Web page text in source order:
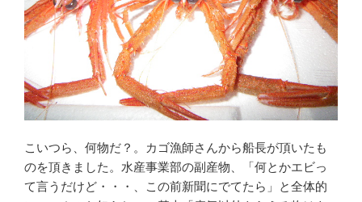
こいつら、何物だ？。カゴ漁師さんから船長が頂いたも
のを頂きました。水産事業部の副産物、「何とかエビっ
て言うだけど・・・、この前新聞にでてたら」と全体的